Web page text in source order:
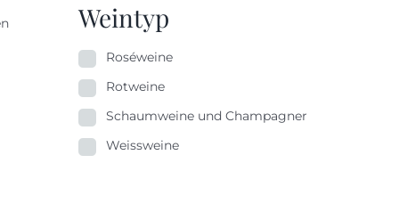
Weintyp
Roséweine
Rotweine
Schaumweine und Champagner
Weissweine